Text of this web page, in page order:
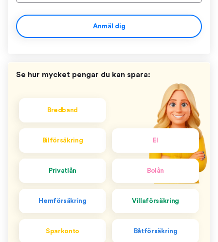
Anmäl dig
Se hur mycket pengar du kan spara:
Bredband
Bilförsäkring El
Privatlån Bolån
Hemförsäkring Villaförsäkring
Sparkonto Båtförsäkring